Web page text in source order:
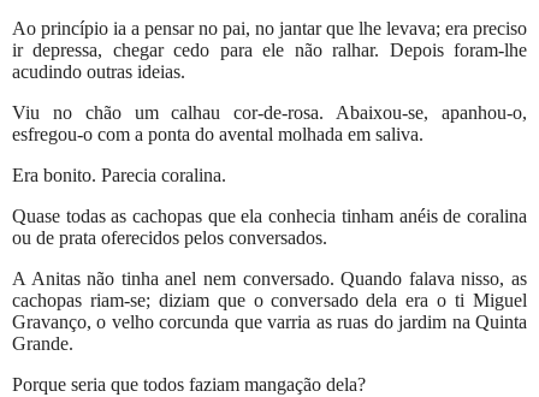
Ao princípio ia a pensar no pai, no jantar que lhe levava; era preciso
ir depressa, chegar cedo para ele não ralhar. Depois foram-lhe
acudindo outras ideias.
Viu no chão um calhau cor-de-rosa. Abaixou-se, apanhou-o,
esfregou-o com a ponta do avental molhada em saliva.
Era bonito. Parecia coralina.
Quase todas as cachopas que ela conhecia tinham anéis de coralina
ou de prata oferecidos pelos conversados.
A Anitas não tinha anel nem conversado. Quando falava nisso, as
cachopas riam-se; diziam que o conversado dela era o ti Miguel
Gravanço, o velho corcunda que varria as ruas do jardim na Quinta
Grande.
Porque seria que todos faziam mangação dela?